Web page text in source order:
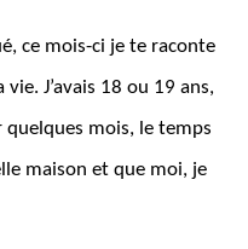
ce mois-ci je te raconte
J’avais 18 ou 19 ans,
quelques mois, le temps
maison et que moi, je